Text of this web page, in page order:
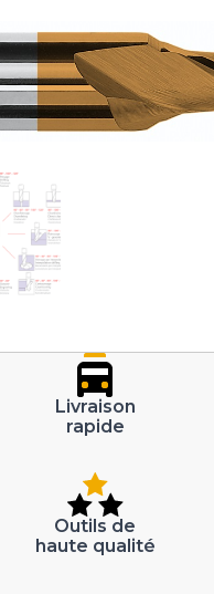
Livraison
rapide
Outils de
haute qualité